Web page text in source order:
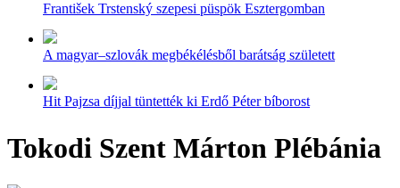
František Trstenský szepesi püspök Esztergomban
A magyar–szlovák megbékélésből barátság született
Hit Pajzsa díjjal tüntették ki Erdő Péter bíborost
Tokodi Szent Márton Plébánia